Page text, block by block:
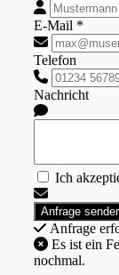
E-Mail *
Telefon
Nachricht
Ich
Anfrage
nochmal.